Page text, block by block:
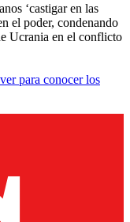
‘castigar en las
el poder, condenando
Ucrania en el conflicto
para conocer los